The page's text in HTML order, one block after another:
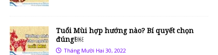
Tuổi Mùi hợp hướng nào? Bí quyết chọn
đúng!￼
Tháng Mười Hai 30, 2022